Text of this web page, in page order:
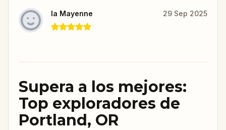
la Mayenne 29 Sep 2025
Supera a los mejores:
Top exploradores de
Portland, OR